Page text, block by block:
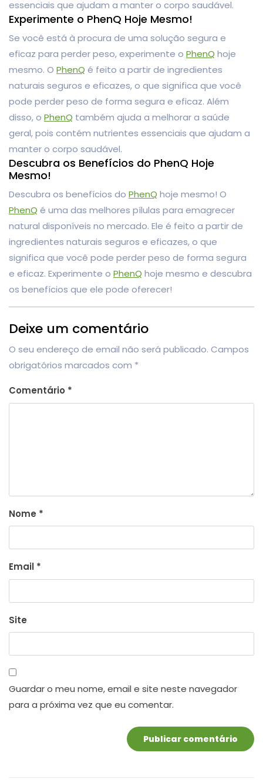
essenciais que ajudam a manter o corpo saudável.
Experimente o PhenQ Hoje Mesmo!
Se você está à procura de uma solução segura e
eficaz para perder peso, experimente o PhenQ hoje
mesmo. O PhenQ é feito a partir de ingredientes
naturais seguros e eficazes, o que significa que você
pode perder peso de forma segura e eficaz. Além
disso, o PhenQ também ajuda a melhorar a saúde
geral, pois contém nutrientes essenciais que ajudam a
manter o corpo saudável.
Descubra os Benefícios do PhenQ Hoje
Mesmo!
Descubra os benefícios do PhenQ hoje mesmo! O
PhenQ é uma das melhores pílulas para emagrecer
natural disponíveis no mercado. Ele é feito a partir de
ingredientes naturais seguros e eficazes, o que
significa que você pode perder peso de forma segura
e eficaz. Experimente o PhenQ hoje mesmo e descubra
os benefícios que ele pode oferecer!
Deixe um comentário
O seu endereço de email não será publicado. Campos
obrigatórios marcados com *
Comentário *
Nome *
Email *
Site
Guardar o meu nome, email e site neste navegador
para a próxima vez que eu comentar.